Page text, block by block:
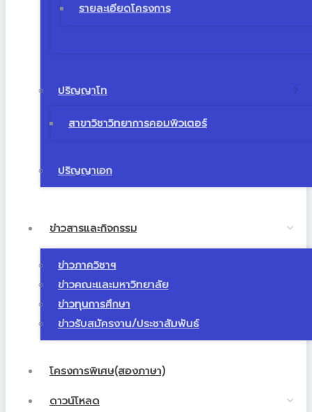
รายละเอียดโครงการ
ปริญญาโท
สาขาวิชาวิทยาการคอมพิวเตอร์
ปริญญาเอก
ข่าวสารและกิจกรรม
ข่าวภาควิชาฯ
ข่าวคณะและมหาวิทยาลัย
ข่าวทุนการศึกษา
ข่าวรับสมัครงาน/ประชาสัมพันธ์
โครงการพิเศษ(สองภาษา)
ดาวน์โหลด